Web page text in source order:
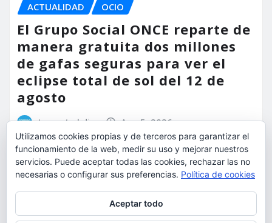
ACTUALIDAD OCIO
El Grupo Social ONCE reparte de
manera gratuita dos millones
de gafas seguras para ver el
eclipse total de sol del 12 de
agosto
torrent al dia Ago 5, 2026
Utilizamos cookies propias y de terceros para garantizar el
funcionamiento de la web, medir su uso y mejorar nuestros
servicios. Puede aceptar todas las cookies, rechazar las no
necesarias o configurar sus preferencias. Política de cookies
Aceptar todo